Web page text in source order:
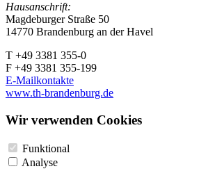
Hausanschrift:
Magdeburger Straße 50
14770 Brandenburg an der Havel
T +49 3381 355-0
F +49 3381 355-199
E-Mailkontakte
www.th-brandenburg.de
Wir verwenden Cookies
Funktional
Analyse